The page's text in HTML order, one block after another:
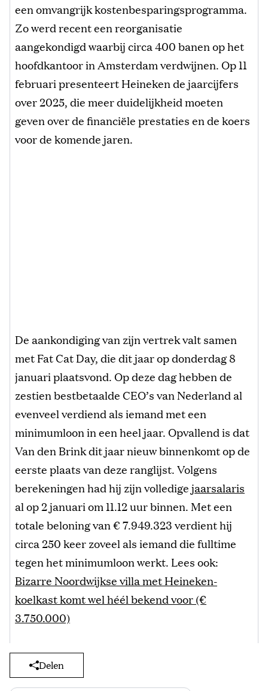
een omvangrijk kostenbesparingsprogramma.
Zo werd recent een reorganisatie
aangekondigd waarbij circa 400 banen op het
hoofdkantoor in Amsterdam verdwijnen. Op 11
februari presenteert Heineken de jaarcijfers
over 2025, die meer duidelijkheid moeten
geven over de financiële prestaties en de koers
voor de komende jaren.
De aankondiging van zijn vertrek valt samen
met Fat Cat Day, die dit jaar op donderdag 8
januari plaatsvond. Op deze dag hebben de
zestien bestbetaalde CEO’s van Nederland al
evenveel verdiend als iemand met een
minimumloon in een heel jaar. Opvallend is dat
Van den Brink dit jaar nieuw binnenkomt op de
eerste plaats van deze ranglijst. Volgens
berekeningen had hij zijn volledigejaarsalaris
al op 2 januari om 11.12 uur binnen. Met een
totale beloning van € 7.949.323 verdient hij
circa 250 keer zoveel als iemand die fulltime
tegen het minimumloon werkt. Lees ook:
Bizarre Noordwijkse villa met Heineken-
koelkast komt wel héél bekend voor (€
3.750.000)
Delen